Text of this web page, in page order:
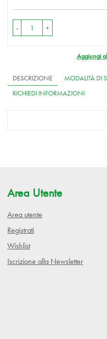
- +
Aggiungi
DESCRIZIONE
MODALITÀ DI
RICHIEDI INFORMAZIONI
Area Utente
Area utente
Registrati
Wishlist
Iscrizione alla Newsletter